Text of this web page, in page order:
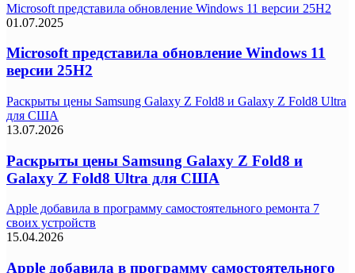
Microsoft представила обновление Windows 11 версии 25H2
01.07.2025
Microsoft представила обновление Windows 11
версии 25H2
Раскрыты цены Samsung Galaxy Z Fold8 и Galaxy Z Fold8 Ultra
для США
13.07.2026
Раскрыты цены Samsung Galaxy Z Fold8 и
Galaxy Z Fold8 Ultra для США
Apple добавила в программу самостоятельного ремонта 7
своих устройств
15.04.2026
Apple добавила в программу самостоятельного